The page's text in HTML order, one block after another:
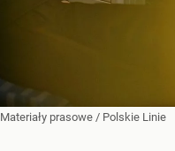
Materiały prasowe / Polskie Linie